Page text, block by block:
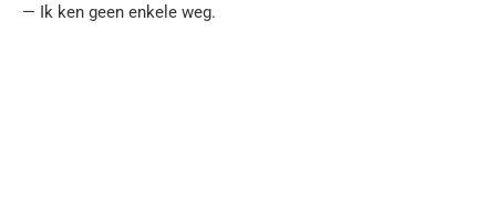
— Ik ken geen enkele weg.